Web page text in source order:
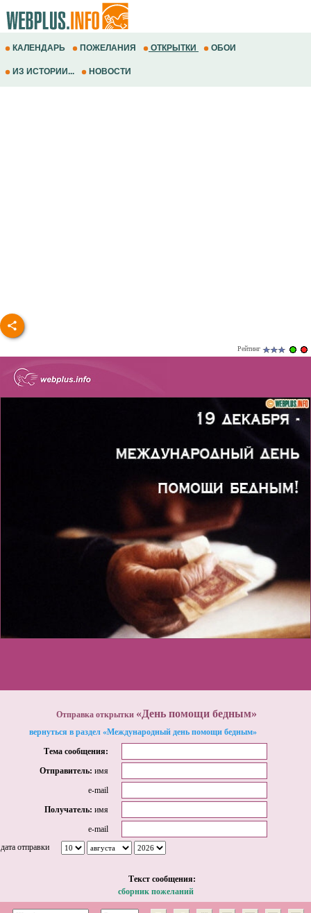
КАЛЕНДАРЬ ПОЖЕЛАНИЯ ОТКРЫТКИ ОБОИ
ИЗ ИСТОРИИ... НОВОСТИ
Рейтинг
Отправка открытки «День помощи бедным»
вернуться в раздел «Международный день помощи бедным»
Тема сообщения:
Отправитель: имя
e-mail
Получатель: имя
e-mail
дата отправки
Tекст сообщения:
сборник пожеланий